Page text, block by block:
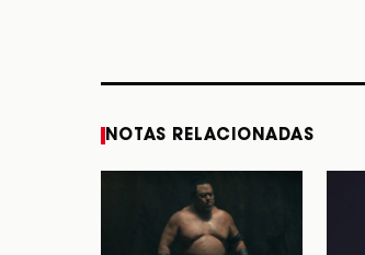
NOTAS RELACIONADAS